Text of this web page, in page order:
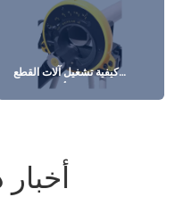
كيفية تشغيل آلات القطع
المدارية بأمان وكفاءة